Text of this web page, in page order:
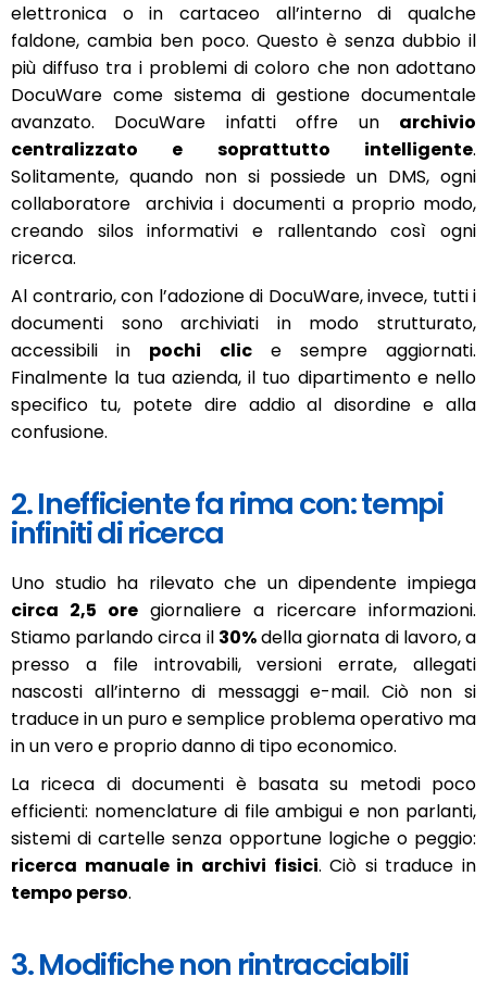
elettronica o in cartaceo all’interno di qualche
faldone, cambia ben poco. Questo è senza dubbio il
più diffuso tra i problemi di coloro che non adottano
DocuWare come sistema di gestione documentale
avanzato. DocuWare infatti offre un archivio
centralizzato e soprattutto intelligente.
Solitamente, quando non si possiede un DMS, ogni
collaboratore archivia i documenti a proprio modo,
creando silos informativi e rallentando così ogni
ricerca.
Al contrario, con l’adozione di DocuWare, invece, tutti i
documenti sono archiviati in modo strutturato,
accessibili in pochi clice sempre aggiornati.
Finalmente la tua azienda, il tuo dipartimento e nello
specifico tu, potete dire addio al disordine e alla
confusione.
2. Inefficiente fa rima con: tempi
infiniti di ricerca
Uno studio ha rilevato che un dipendente impiega
circa 2,5 ore giornaliere a ricercare informazioni.
Stiamo parlando circa il 30%della giornata di lavoro, a
presso a file introvabili, versioni errate, allegati
nascosti all’interno di messaggi e-mail. Ciò non si
traduce in un puro e semplice problema operativo ma
in un vero e proprio danno di tipo economico.
La riceca di documenti è basata su metodi poco
efficienti: nomenclature di file ambigui e non parlanti,
sistemi di cartelle senza opportune logiche o peggio:
ricerca manuale in archivi fisici. Ciò si traduce in
tempo perso.
3. Modifiche non rintracciabili